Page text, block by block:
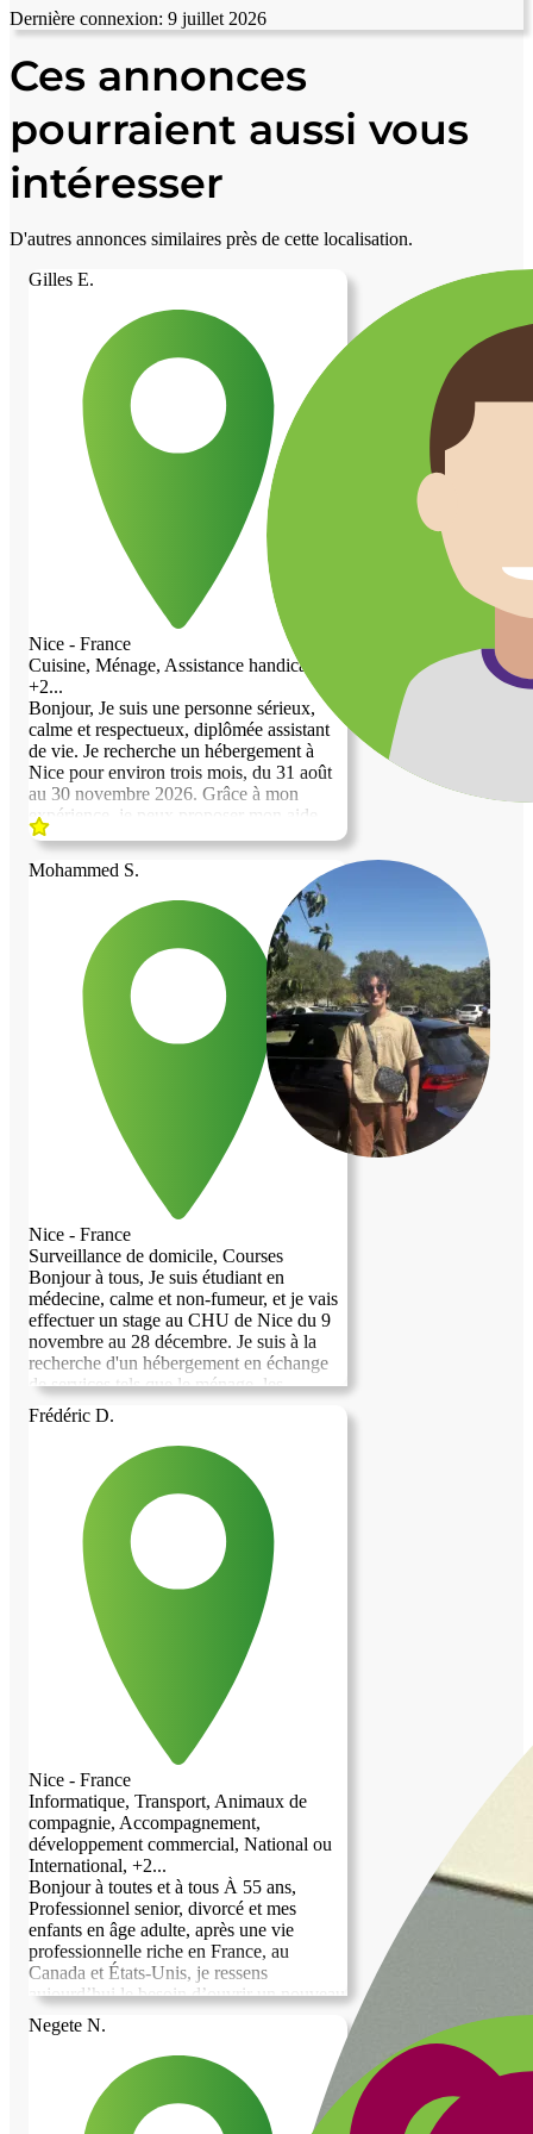
Dernière connexion: 9 juillet 2026
Ces annonces
pourraient aussi vous
intéresser
D'autres annonces similaires près de cette localisation.
Gilles E.
Nice - France
Cuisine, Ménage, Assistance handicap,
+2...
Bonjour, Je suis une personne sérieux,
calme et respectueux, diplômée assistant
de vie. Je recherche un hébergement à
Nice pour environ trois mois, du 31 août
au 30 novembre 2026. Grâce à mon
expérience, je peux proposer mon aide
pour les courses, le ménage, la préparation
des repas , l’accompagnement et l’aide
aux personnes âgées. Je souhaite une
solution basée sur la confiance et le
respect mutuel
Mohammed S.
Nice - France
Surveillance de domicile, Courses
Bonjour à tous, Je suis étudiant en
médecine, calme et non-fumeur, et je vais
effectuer un stage au CHU de Nice du 9
novembre au 28 décembre. Je suis à la
recherche d'un hébergement en échange
de services tels que le ménage, les
courses, ou la garde de maison et
d'animaux. Je serais ravi de pouvoir vous
aider tout en trouvant un endroit où
séjourner durant cette période. N'hésitez
pas à me contacter si vous êtes intéressé
ou si vous avez des questions. Merci
beaucoup et à bientôt !
Frédéric D.
Nice - France
Informatique, Transport, Animaux de
compagnie, Accompagnement,
développement commercial, National ou
International, +2...
Bonjour à toutes et à tous À 55 ans,
Professionnel senior, divorcé et mes
enfants en âge adulte, après une vie
professionnelle riche en France, au
Canada et États-Unis, je ressens
aujourd’hui le besoin d’ouvrir un nouveau
chapitre. Depuis longtemps, la Côte
d’Azur m’attire : la lumière, la
Méditerranée, la proximité des montagnes,
les villages de l’arrière-pays et l’Italie
toute proche correspondent profondément
à l’environnement dans lequel je me
Negete N.